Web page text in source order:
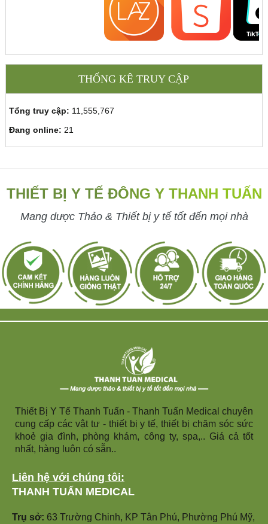
THỐNG KÊ TRUY CẬP
Tổng truy cập: 11,555,767
Đang online: 21
THIẾT BỊ Y TẾ ĐÔNG Y THANH TUẤN
Mang dược Thảo & Thiết bị y tế tốt đến mọi nhà
Thiết Bị Y Tế Thanh Tuấn - Thanh Tuấn Medical chuyên
cung cấp các vật tư - thiết bị y tế, thiết bị chăm sóc sức
khoẻ gia đình, phòng khám, công ty, spa,.. Giá cả tốt
nhất, hàng luôn có sẵn..
Liên hệ với chúng tôi:
THANH TUẤN MEDICAL
Trụ sở: 63 Trường Chinh, KP Tân Phú, Phường Phú Mỹ,